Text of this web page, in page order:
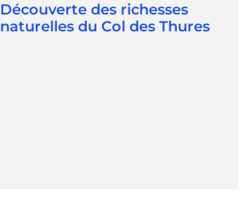
Découverte des richesses
naturelles du Col des Thures